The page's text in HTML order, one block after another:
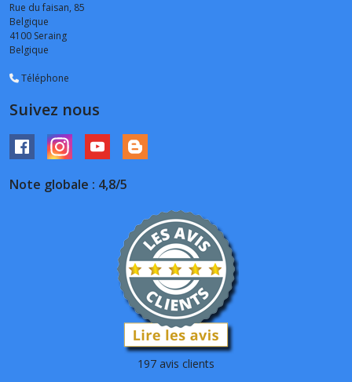
Rue du faisan, 85
Belgique
4100 Seraing
Belgique
Téléphone
Suivez nous
Note globale : 4,8/5
197 avis clients